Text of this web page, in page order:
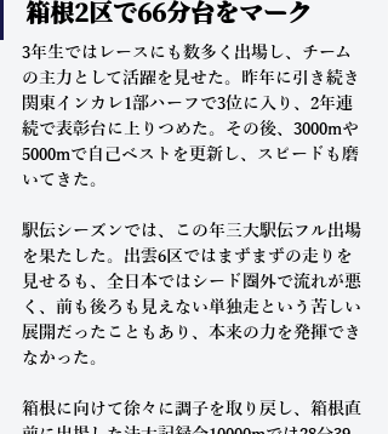
箱根2区で66分台をマーク
3年生ではレースにも数多く出場し、チーム
の主力として活躍を見せた。昨年に引き続き
関東インカレ1部ハーフで3位に入り、2年連
続で表彰台に上りつめた。その後、3000mや
5000mで自己ベストを更新し、スピードも磨
いてきた。
駅伝シーズンでは、この年三大駅伝フル出場
を果たした。出雲6区ではまずまずの走りを
見せるも、全日本ではシード圏外で流れが悪
く、前も後ろも見えない単独走という苦しい
展開だったこともあり、本来の力を発揮でき
なかった。
箱根に向けて徐々に調子を取り戻し、箱根直